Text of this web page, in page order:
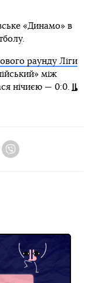
«Динамо» в
раунду Ліги
між
нічиєю — 0:0.